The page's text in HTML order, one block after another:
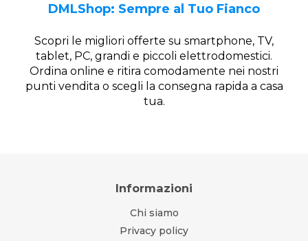
DMLShop: Sempre al Tuo Fianco
Scopri le migliori offerte su smartphone, TV,
tablet, PC, grandi e piccoli elettrodomestici.
Ordina online e ritira comodamente nei nostri
punti vendita o scegli la consegna rapida a casa
tua.
Informazioni
Chi siamo
Privacy policy